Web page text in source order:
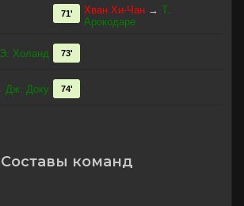
Хван Хи-Чан → Т.
Арокодаре
71'
Э. Холанд 73'
Дж. Доку 74'
Составы команд